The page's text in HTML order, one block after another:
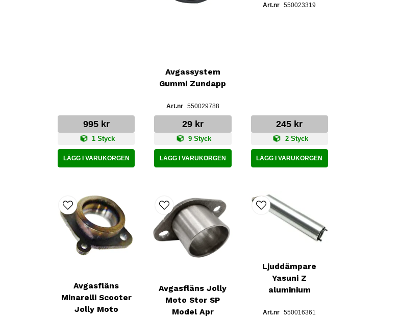
995 kr
1 Styck
LÄGG I VARUKORGEN
Avgassystem
Gummi Zundapp
550029788
29 kr
9 Styck
LÄGG I VARUKORGEN
550023319
245 kr
2 Styck
LÄGG I VARUKORGEN
Avgasfläns
Minarelli Scooter
Jolly Moto
Avgasfläns Jolly
Moto Stor SP
Model Apr
Ljuddämpare
Yasuni Z
aluminium
550016361